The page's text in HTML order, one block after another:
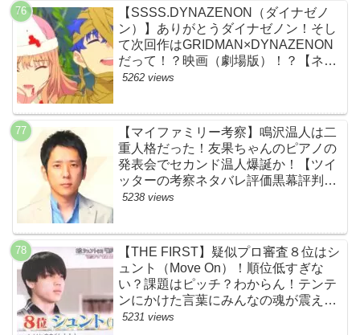
【SSSS.DYNAZENON（ダイナゼノ
ン）】ありがとうダイナゼノン！そし
て次回作はGRIDMAN×DYNAZENON
だって！？映画（劇場版）！？【ネッ
トの考察ネタバレ感想まとめ・最終
5262 views
【マイファミリー考察】鳴沢温人は二
重人格だった！友果ちゃんのピアノの
発表会でセカンド温人爆誕か！【ツイ
ッターの考察ネタバレ評価黒幕評判感
想批判原作犯人キャスト脚本あらすじ
5238 views
【THE FIRST】疑似プロ審査８位はシ
ュント（Move On）！順位低すぎな
い？課題はピッチ？わからん！テンテ
ンにかけた言葉にみんなの魂が震えて
ます…【ザファースト・ネットのネタ
5231 views